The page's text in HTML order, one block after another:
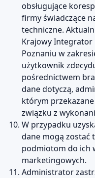
obsługujące
firmy świadczące
techniczne.
Krajowy Integrator
Poznaniu w
użytkownik
pośrednictwem
dane dotyczą,
którym
związku z
W przypadku
dane mogą zostać
podmiotom do ich
marketingowych.
Administrator